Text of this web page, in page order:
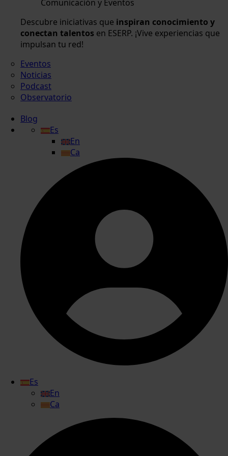
Comunicación y Eventos
Descubre iniciativas que inspiran conocimiento y
conectan talentos en ESERP. ¡Vive experiencias que
impulsan tu red!
Eventos
Noticias
Podcast
Observatorio
Blog
Es
En
Ca
Es
En
Ca